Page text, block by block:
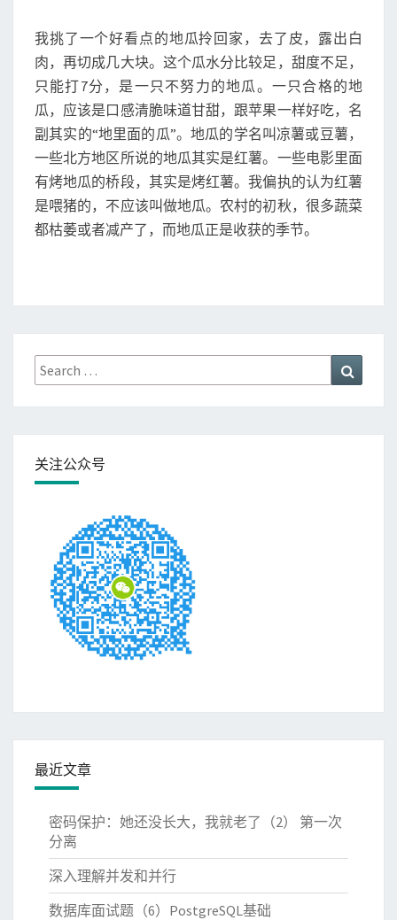
地
瓜
地
瓜
，
我
是
地
雷
T
S
我挑了一个好看点的地瓜拎回家，去了皮，露出白
肉，再切成几大块。这个瓜水分比较足，甜度不足，
只能打7分，是一只不努力的地瓜。一只合格的地
瓜，应该是口感清脆味道甘甜，跟苹果一样好吃，名
副其实的“地里面的瓜”。地瓜的学名叫凉薯或豆薯，
一些北方地区所说的地瓜其实是红薯。一些电影里面
有烤地瓜的桥段，其实是烤红薯。我偏执的认为红薯
是喂猪的，不应该叫做地瓜。农村的初秋，很多蔬菜
都枯萎或者减产了，而地瓜正是收获的季节。
Search
for:
关注公众号
最近文章
密码保护：她还没长大，我就老了（2） 第一次
分离
深入理解并发和并行
数据库面试题（6）PostgreSQL基础